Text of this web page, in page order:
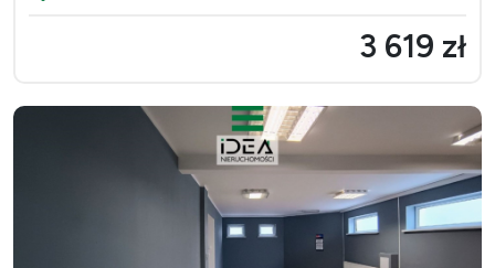
3 619 zł